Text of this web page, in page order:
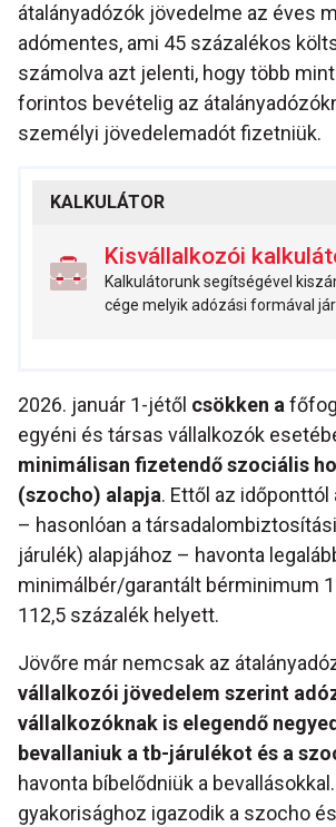
átalányadózók jövedelme az éves
adómentes, ami 45 százalékos
számolva azt jelenti, hogy több
forintos bevételig az
személyi jövedelemadót fizetniük.
KALKULÁTOR
Kisvállalkozói
Kalkulátorunk segítségével
cége melyik adózási formával
2026. január 1-jétől csökken a
egyéni és társas vállalkozók
minimálisan fizetendő szociális
(szocho) alapja. Ettől az
– hasonlóan a
járulék) alapjához – havonta
minimálbér/garantált bérminimum
112,5 százalék helyett.
Jövőre már nemcsak az
vállalkozói jövedelem szerint
vállalkozóknak is elegendő
bevallaniuk a tb-járulékot és a
havonta bíbelődniük a
gyakorisághoz igazodik a szocho